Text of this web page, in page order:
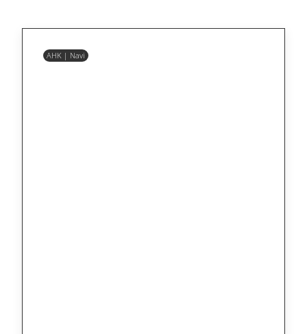
AHK | Navi